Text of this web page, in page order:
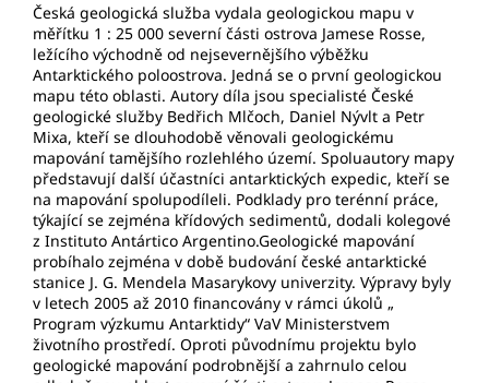
Česká geologická služba vydala geologickou mapu v
měřítku 1 : 25 000 severní části ostrova Jamese Rosse,
ležícího východně od nejsevernějšího výběžku
Antarktického poloostrova. Jedná se o první geologickou
mapu této oblasti. Autory díla jsou specialisté České
geologické služby Bedřich Mlčoch, Daniel Nývlt a Petr
Mixa, kteří se dlouhodobě věnovali geologickému
mapování tamějšího rozlehlého území. Spoluautory mapy
představují další účastníci antarktických expedic, kteří se
na mapování spolupodíleli. Podklady pro terénní práce,
týkající se zejména křídových sedimentů, dodali kolegové
z Instituto Antártico Argentino.Geologické mapování
probíhalo zejména v době budování české antarktické
stanice J. G. Mendela Masarykovy univerzity. Výpravy byly
v letech 2005 až 2010 financovány v rámci úkolů „
Program výzkumu Antarktidy“ VaV Ministerstvem
životního prostředí. Oproti původnímu projektu bylo
geologické mapování podrobnější a zahrnulo celou